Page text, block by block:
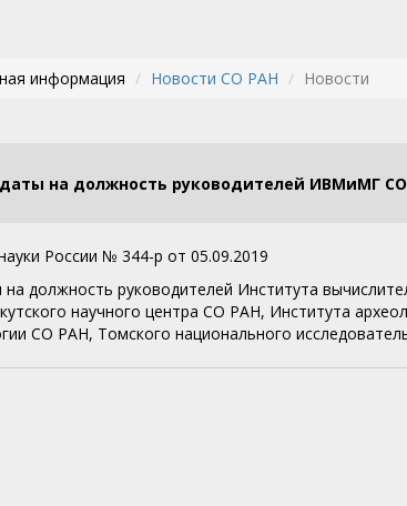
информация Новости СО РАН Новости
на должность руководителей ИВМиМГ
России № 344-р от 05.09.2019
должность руководителей Института
научного центра СО РАН, Института
СО РАН, Томского национального